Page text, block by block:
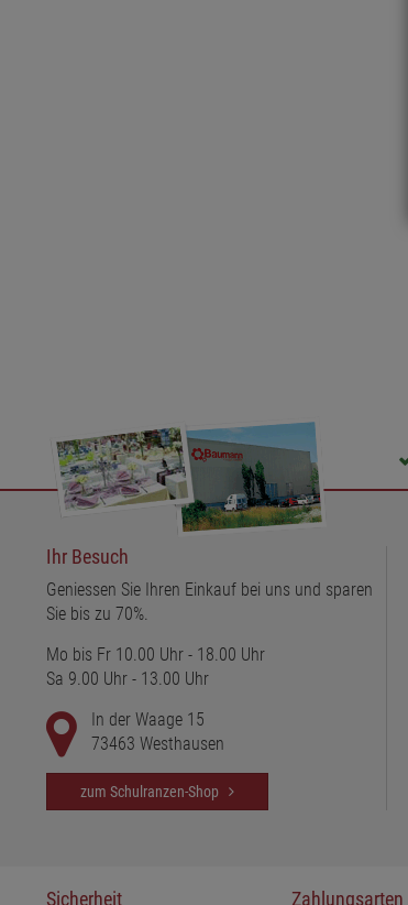
Ihr Besuch
Geniessen Sie Ihren Einkauf bei uns und sparen
Sie bis zu 70%.
Mo bis Fr 10.00 Uhr - 18.00 Uhr
Sa 9.00 Uhr - 13.00 Uhr
In der Waage 15
73463 Westhausen
zum Schulranzen-Shop
Sicherheit Zahlungsarten